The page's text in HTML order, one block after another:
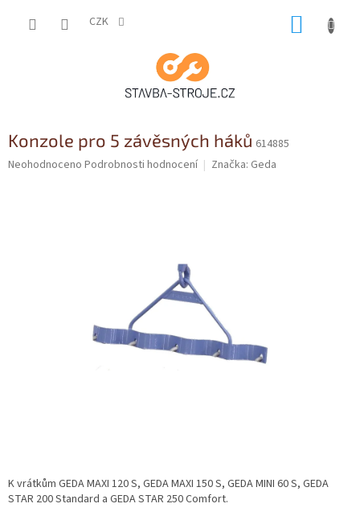
CZK
Konzole pro 5 závěsných háků 614885
Průměrné
Neohodnoceno Podrobnosti hodnocení Značka: Geda
K vrátkům GEDA MAXI 120 S, GEDA MAXI 150 S, GEDA MINI 60 S, GEDA
STAR 200 Standard a GEDA STAR 250 Comfort.